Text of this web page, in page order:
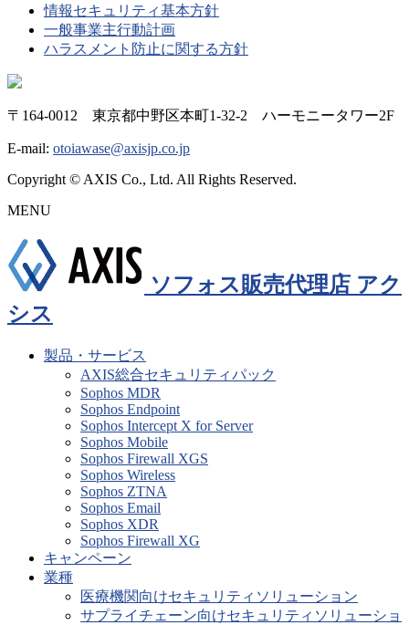
情報セキュリティ基本方針
一般事業主行動計画
ハラスメント防止に関する方針
〒164-0012 東京都中野区本町1-32-2 ハーモニータワー2F
E-mail: otoiawase@axisjp.co.jp
Copyright © AXIS Co., Ltd. All Rights Reserved.
MENU
ソフォス販売代理店 アク
シス
製品・サービス
AXIS総合セキュリティパック
Sophos MDR
Sophos Endpoint
Sophos Intercept X for Server
Sophos Mobile
Sophos Firewall XGS
Sophos Wireless
Sophos ZTNA
Sophos Email
Sophos XDR
Sophos Firewall XG
キャンペーン
業種
医療機関向けセキュリティソリューション
サプライチェーン向けセキュリティソリューショ